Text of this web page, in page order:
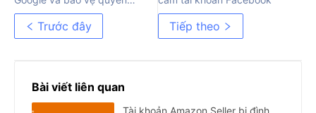
riêng tư của bạn
Trước đây Tiếp theo
Bài viết liên quan
Tài khoản Amazon Seller bị đình